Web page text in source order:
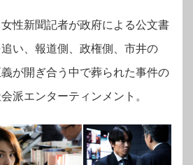
性新聞記者が政府による公文書
い、報道側、政権側、市井の
が開ぎ合う中で葬られた事件の
派エンターティンメント。